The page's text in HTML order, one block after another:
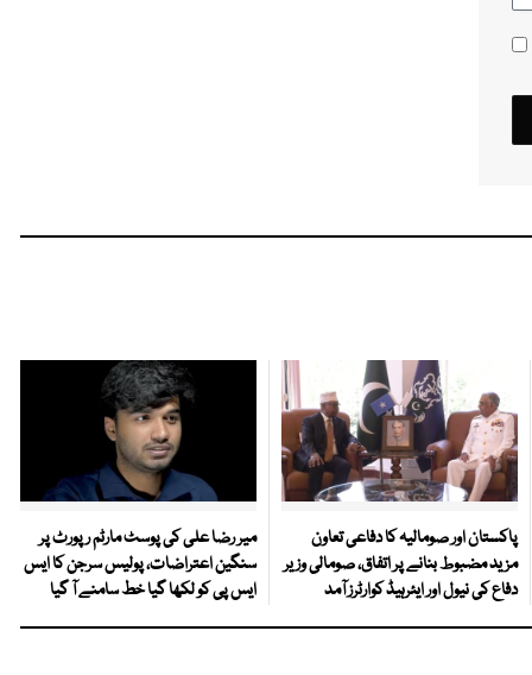
پاکستان اور صومالیہ کا دفاعی تعاون
مزید مضبوط بنانے پر اتفاق، صومالی وزیر
دفاع کی نیول اور ایئرہیڈ کوارٹرز آمد
میر رضا علی کی پوسٹ مارٹم رپورٹ پر
سنگین اعتراضات، پولیس سرجن کا ایس
ایس پی کو لکھا گیا خط سامنے آ گیا